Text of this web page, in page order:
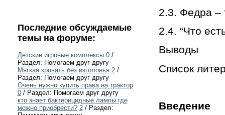
Последние обсуждаемые
темы на форуме:
Детские игровые комплексы 0/
Раздел: Помогаем друг другу
Мягкая кровать без изголовья 2/
Раздел: Помогаем друг другу
Очень нужно купить права на трактор
0/ Раздел: Помогаем друг другу
кто знает бактерицидные лампы где
можно приобрести? 2/ Раздел:
2.3. Федра –
2.4. “Что
Выводы
Список
Введение